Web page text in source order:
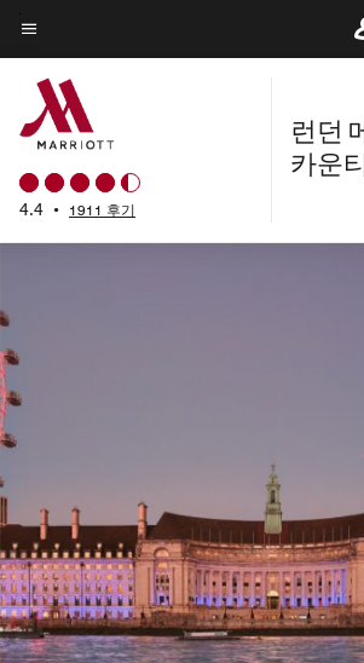
Skip
to
main
content
메뉴 텍스트
4.4 • 1911 후기
런던
카운